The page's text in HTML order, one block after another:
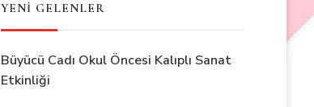
YENİ GELENLER
Büyücü Cadı Okul Öncesi Kalıplı Sanat
Etkinliği